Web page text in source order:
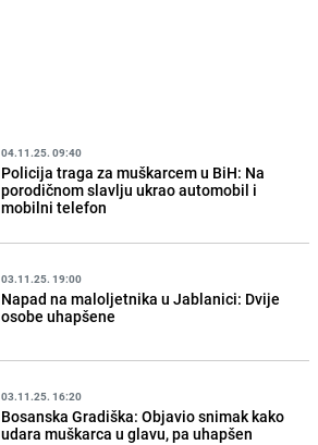
04.11.25. 09:40
Policija traga za muškarcem u BiH: Na
porodičnom slavlju ukrao automobil i
mobilni telefon
03.11.25. 19:00
Napad na maloljetnika u Jablanici: Dvije
osobe uhapšene
03.11.25. 16:20
Bosanska Gradiška: Objavio snimak kako
udara muškarca u glavu, pa uhapšen